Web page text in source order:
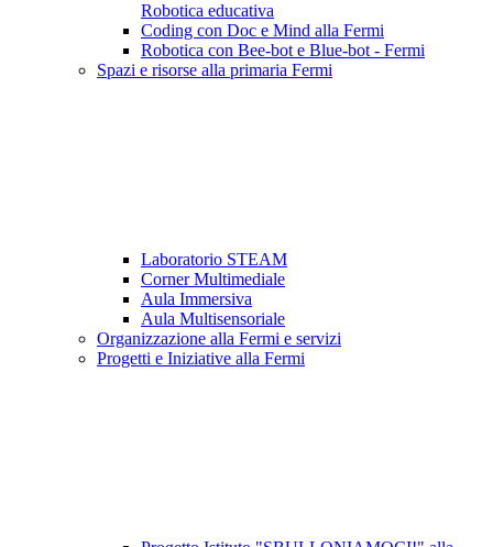
Robotica educativa
Coding con Doc e Mind alla Fermi
Robotica con Bee-bot e Blue-bot - Fermi
Spazi e risorse alla primaria Fermi
Laboratorio STEAM
Corner Multimediale
Aula Immersiva
Aula Multisensoriale
Organizzazione alla Fermi e servizi
Progetti e Iniziative alla Fermi